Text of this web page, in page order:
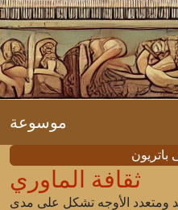
موسوعة
باتريون
ثقافة الماوري
ومتعدد الأوجه تشكل على مدى